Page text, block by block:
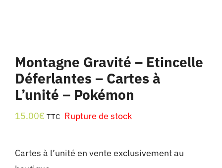
Montagne Gravité – Etincelle
Déferlantes – Cartes à
L’unité – Pokémon
15.00€ TTC Rupture de stock
Cartes à l’unité en vente exclusivement au